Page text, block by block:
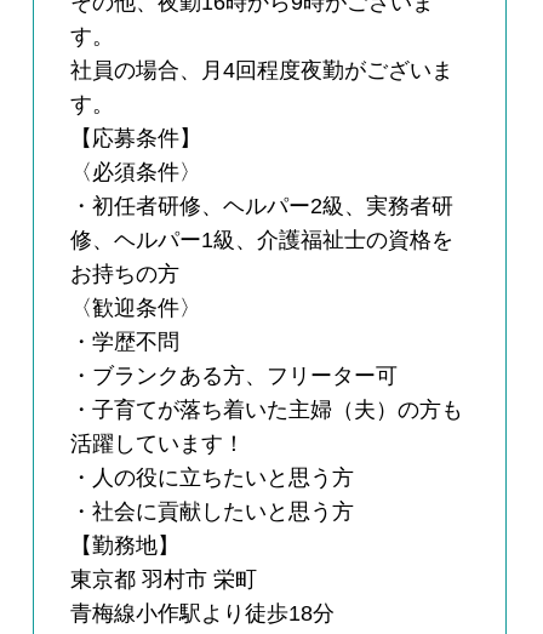
す。
社員の場合、月4回程度夜勤がございま
す。
【応募条件】
〈必須条件〉
・初任者研修、ヘルパー2級、実務者研
修、ヘルパー1級、介護福祉士の資格を
お持ちの方
〈歓迎条件〉
・学歴不問
・ブランクある方、フリーター可
・子育てが落ち着いた主婦（夫）の方も
活躍しています！
・人の役に立ちたいと思う方
・社会に貢献したいと思う方
【勤務地】
東京都 羽村市 栄町
青梅線小作駅より徒歩18分